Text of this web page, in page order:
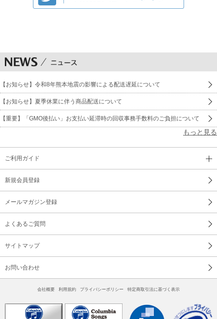
【お知らせ】令和8年熊本地震の影響による配送遅延について
【お知らせ】夏季休業に伴う商品配送について
【重要】「GMO後払い」お支払い延滞時の回収事務手数料のご負担について
もっと見る
ご利用ガイド
新規会員登録
メールマガジン登録
よくあるご質問
サイトマップ
お問い合わせ
会社概要 利用規約 プライバシーポリシー 特定商取引法に基づく表示